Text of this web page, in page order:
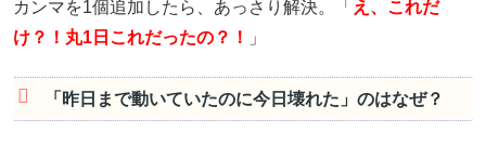
カンマを1個追加したら、あっさり解決。「 え、これだ
け？！丸1日これだったの？！
」
「昨日まで動いていたのに今日壊れた」のはなぜ？